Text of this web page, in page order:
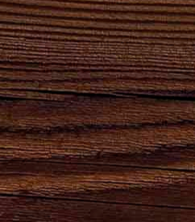
Натуральный
продукт
естественного
брожения.
Партнеры,
реализующие
продукцию
АО
"Брянскпиво"
8-800-